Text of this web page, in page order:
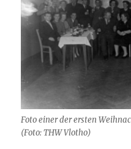
Foto einer der ersten
(Foto: THW Vlotho)